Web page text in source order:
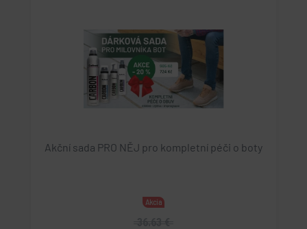
Akční sada PRO NĚJ pro kompletní péči o boty
Akcia